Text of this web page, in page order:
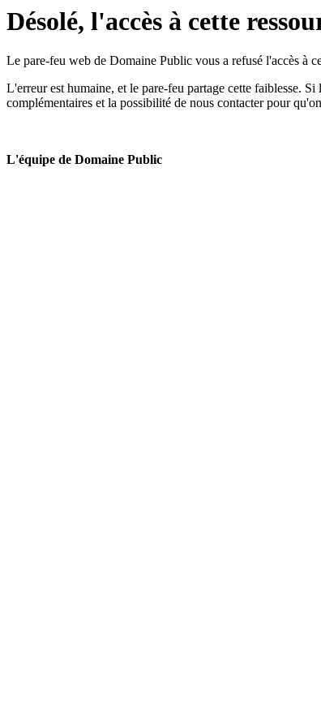
Désolé, l'accès à cette
Le pare-feu web de Domaine Public vous a refusé l'accès à
L'erreur est humaine, et le pare-feu partage cette faiblesse.
complémentaires et la possibilité de nous contacter pour
L'équipe de Domaine Public